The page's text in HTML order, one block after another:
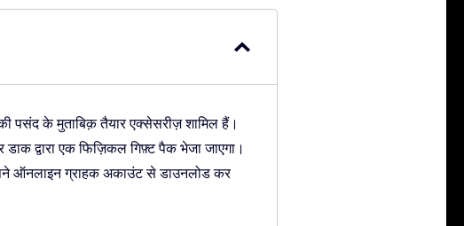
के मुताबिक़ तैयार एक्सेसरीज़ शामिल हैं।
द्वारा एक फिज़िकल गिफ़्ट पैक भेजा जाएगा।
ऑनलाइन ग्राहक अकाउंट से डाउनलोड कर